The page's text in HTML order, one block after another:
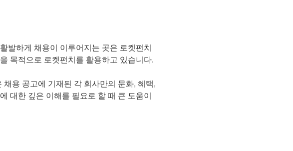
발하게 채용이 이루어지는 곳은 로켓펀치
목적으로 로켓펀치를 활용하고 있습니다.
용 공고에 기재된 각 회사만의 문화, 혜택,
대한 깊은 이해를 필요로 할 때 큰 도움이